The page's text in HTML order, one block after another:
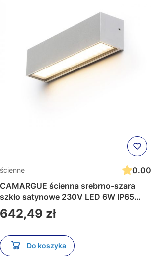
ścienne
0.00
CAMARGUE ścienna srebrno-szara
szkło satynowe 230V LED 6W IP65
3000K
Cena
642,49 zł
Do koszyka